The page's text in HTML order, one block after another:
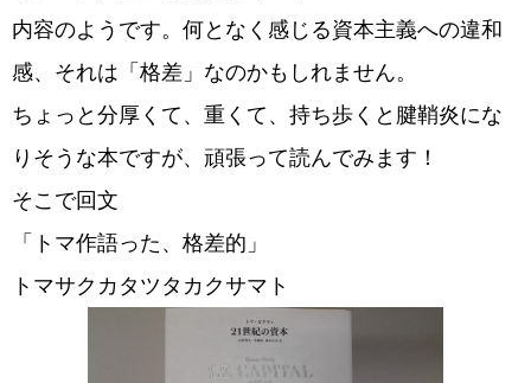
内容のようです。何となく感じる資本主義への違和
感、それは「格差」なのかもしれません。
ちょっと分厚くて、重くて、持ち歩くと腱鞘炎にな
りそうな本ですが、頑張って読んでみます！
そこで回文
「トマ作語った、格差的」
トマサクカタツタカクサマト